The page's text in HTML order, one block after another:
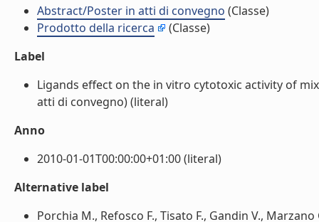
Abstract/Poster in atti di convegno (Classe)
Prodotto della ricerca
(Classe)
Label
Ligands effect on the in vitro cytotoxic activity of
atti di convegno) (literal)
Anno
2010-01-01T00:00:00+01:00 (literal)
Alternative label
Porchia M., Refosco F., Tisato F., Gandin V., Marzano